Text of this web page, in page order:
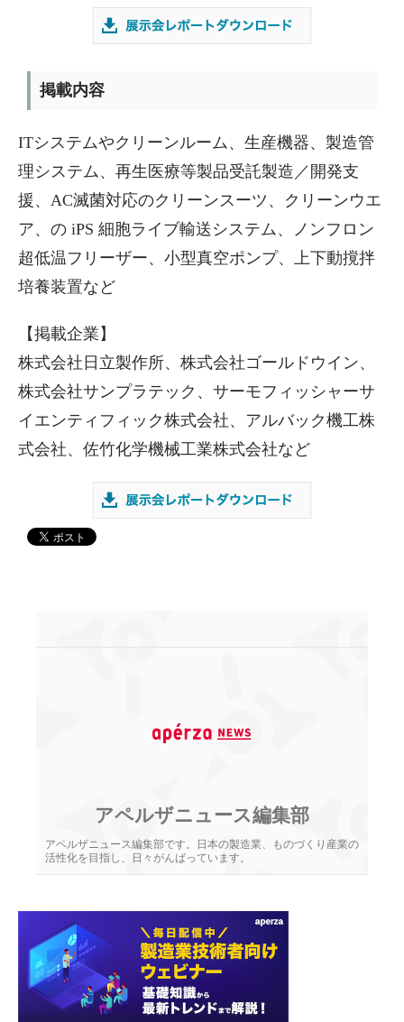
掲載内容
ITシステムやクリーンルーム、生産機器、製造管
理システム、再生医療等製品受託製造／開発支
援、AC滅菌対応のクリーンスーツ、クリーンウエ
ア、の iPS 細胞ライブ輸送システム、ノンフロン
超低温フリーザー、小型真空ポンプ、上下動撹拌
培養装置など
【掲載企業】
株式会社日立製作所、株式会社ゴールドウイン、
株式会社サンプラテック、サーモフィッシャーサ
イエンティフィック株式会社、アルバック機工株
式会社、佐竹化学機械工業株式会社など
アペルザニュース編集部
アペルザニュース編集部です。日本の製造業、ものづくり産業の
活性化を目指し、日々がんばっています。